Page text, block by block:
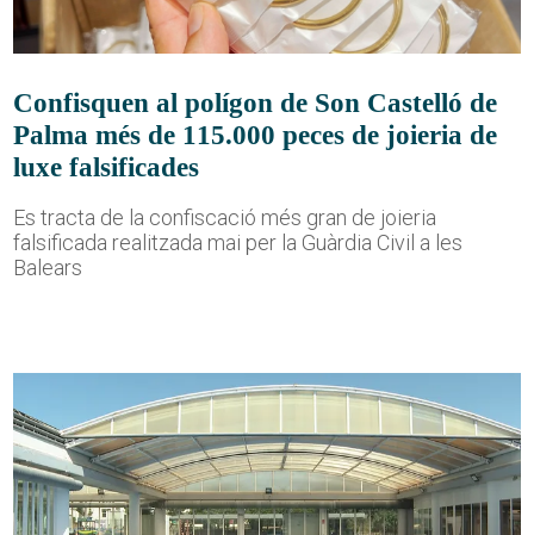
Confisquen al polígon de Son Castelló de
Palma més de 115.000 peces de joieria de
luxe falsificades
Es tracta de la confiscació més gran de joieria
falsificada realitzada mai per la Guàrdia Civil a les
Balears